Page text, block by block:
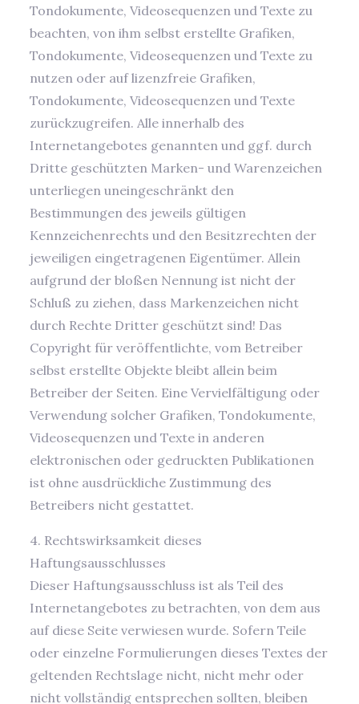
Tondokumente, Videosequenzen und Texte zu
beachten, von ihm selbst erstellte Grafiken,
Tondokumente, Videosequenzen und Texte zu
nutzen oder auf lizenzfreie Grafiken,
Tondokumente, Videosequenzen und Texte
zurückzugreifen. Alle innerhalb des
Internetangebotes genannten und ggf. durch
Dritte geschützten Marken- und Warenzeichen
unterliegen uneingeschränkt den
Bestimmungen des jeweils gültigen
Kennzeichenrechts und den Besitzrechten der
jeweiligen eingetragenen Eigentümer. Allein
aufgrund der bloßen Nennung ist nicht der
Schluß zu ziehen, dass Markenzeichen nicht
durch Rechte Dritter geschützt sind! Das
Copyright für veröffentlichte, vom Betreiber
selbst erstellte Objekte bleibt allein beim
Betreiber der Seiten. Eine Vervielfältigung oder
Verwendung solcher Grafiken, Tondokumente,
Videosequenzen und Texte in anderen
elektronischen oder gedruckten Publikationen
ist ohne ausdrückliche Zustimmung des
Betreibers nicht gestattet.
4. Rechtswirksamkeit dieses
Haftungsausschlusses
Dieser Haftungsausschluss ist als Teil des
Internetangebotes zu betrachten, von dem aus
auf diese Seite verwiesen wurde. Sofern Teile
oder einzelne Formulierungen dieses Textes der
geltenden Rechtslage nicht, nicht mehr oder
nicht vollständig entsprechen sollten, bleiben